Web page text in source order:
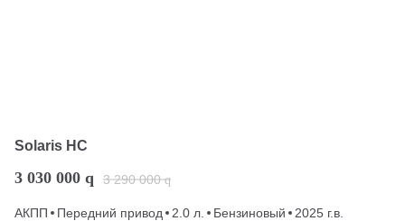
Solaris HC
3 030 000 q 3 290 000 q
АКПП Передний привод 2.0 л. Бензиновый
2025 г.в.